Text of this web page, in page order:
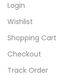
Login
Wishlist
Shopping Cart
Checkout
Track Order